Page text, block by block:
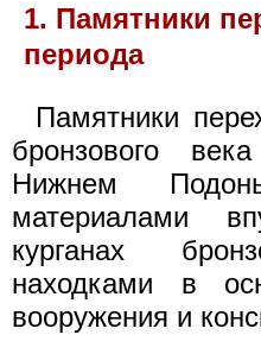
1. Памятники
периода
Памятники
бронзового
Нижнем
материалами
курганах
находками в
вооружения и